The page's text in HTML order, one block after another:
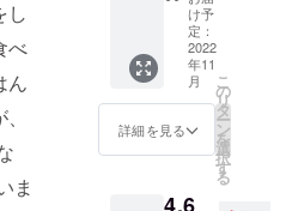
し
べ
ん
ま
いただ
いたた
め、す
ぐに在
庫切れ
になっ
てし
で30
米茶(7
パック
入り) 1
点 ・お
礼メッ
セージ
かごし
を厳選
ごはん
で作っ
た除菌
ウエッ
ティッ
シュ 10
点 ・象
印食堂
（3合真
け予
定：
2022
年11
月
詳細を見る
こ
の
リ
タ
ー
ン
を
選
択
す
る